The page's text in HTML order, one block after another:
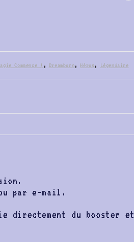
Commence ! , Dreamborn,Héros, Légendaire
par e-mail.
directement du booster et